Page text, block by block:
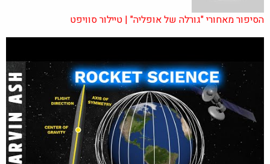
הסיפור מאחורי "גורלה של אופליה" | טיילור סוויפט